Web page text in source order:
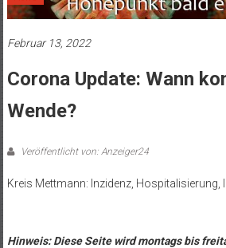
Februar 13, 2022
Corona Update: Wann
Wende?
Veröffentlicht von: Anzeiger24
Kreis Mettmann: Inzidenz, Hospitalisierung,
Hinweis: Diese Seite wird montags bis